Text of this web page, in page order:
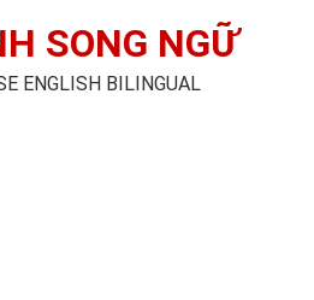
SONG NGỮ
ENGLISH BILINGUAL